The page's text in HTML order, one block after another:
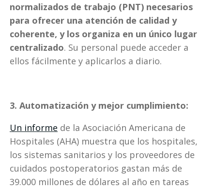
normalizados de trabajo (PNT) necesarios
para ofrecer una atención de calidad y
coherente, y los organiza en un único lugar
centralizado. Su personal puede acceder a
ellos fácilmente y aplicarlos a diario.
3. Automatización y mejor cumplimiento:
Un informe de la Asociación Americana de
Hospitales (AHA) muestra que los hospitales,
los sistemas sanitarios y los proveedores de
cuidados postoperatorios gastan más de
39.000 millones de dólares al año en tareas